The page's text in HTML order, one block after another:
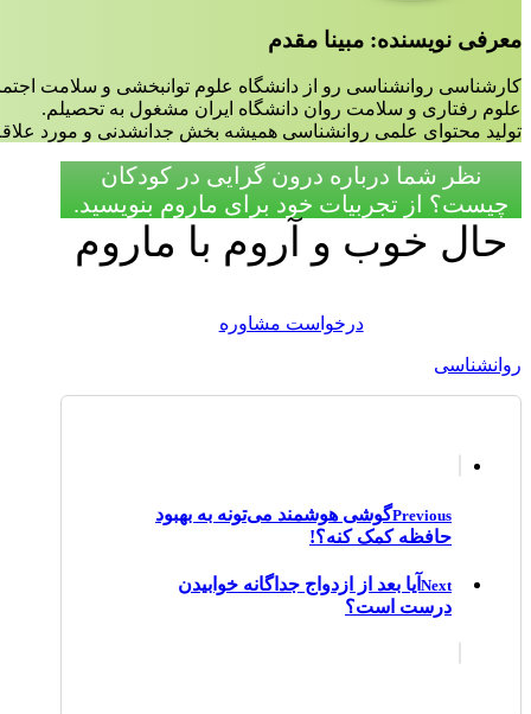
معرفی نویسنده: مبینا مقدم
کارشناسی روانشناسی رو از دانشگاه علوم توانبخشی و سلامت
علوم رفتاری و سلامت روان دانشگاه ایران مشغول به تحصیلم.
تولید محتوای علمی روانشناسی همیشه بخش جدانشدنی و مورد
نظر شما درباره درون گرایی در کودکان
چیست؟ از تجربیات خود برای ماروم بنویسید.
حال خوب و آروم با ماروم
درخواست مشاوره
روانشناسی
Previousگوشی هوشمند می‌تونه به بهبود
حافظه کمک کنه؟!
Next آیا بعد از ازدواج جداگانه خوابیدن
درست است؟